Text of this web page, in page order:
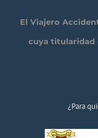
El Viajero
cuya titularidad
¿Para